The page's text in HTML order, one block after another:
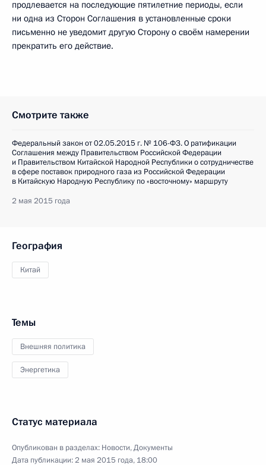
продлевается на последующие пятилетние периоды, если
ни одна из Сторон Соглашения в установленные сроки
письменно не уведомит другую Сторону о своём намерении
прекратить его действие.
Смотрите также
Федеральный закон от 02.05.2015 г. № 106-ФЗ. О ратификации
Соглашения между Правительством Российской Федерации
и Правительством Китайской Народной Республики о сотрудничестве
в сфере поставок природного газа из Российской Федерации
в Китайскую Народную Республику по «восточному» маршруту
2 мая 2015 года
География
Китай
Темы
Внешняя политика
Энергетика
Статус материала
Опубликован в разделах: Новости,Документы
Дата публикации:2 мая 2015 года, 18:00